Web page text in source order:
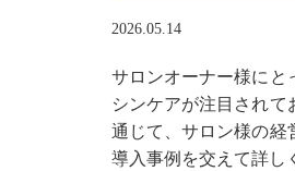
2026.05.14
サロンオーナー様にと
シンケアが注目され
通じて、サロン様の経
導入事例を交えて詳し